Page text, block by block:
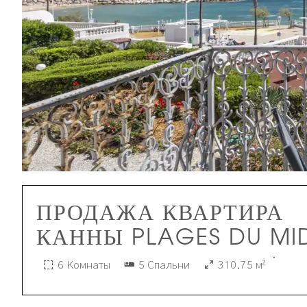
ПРОДАЖА КВАРТИРА
КАННЫ PLAGES DU
6 Комнаты 5 Спальни 310.75 м²
·